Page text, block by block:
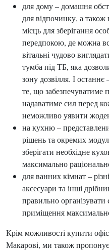
для дому – домашня
для відпочинку, а також
місць для зберігання
передпокою, де можна
вітальні чудово
тумба під ТБ, яка
зону дозвілля. І
те, що забезпечуватиме
надаватиме сил перед
неможливо уявити
на кухню –
рішень та окремих
зберігати необхідне
максимально
для ванних кімнат –
аксесуари та інші
правильно
приміщення
Крім можливості купити
Макарові, ми також